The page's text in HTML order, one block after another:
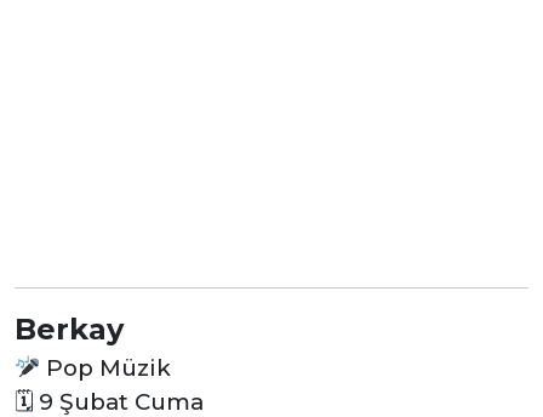
Berkay
Pop Müzik
🗓 9 Şubat Cuma